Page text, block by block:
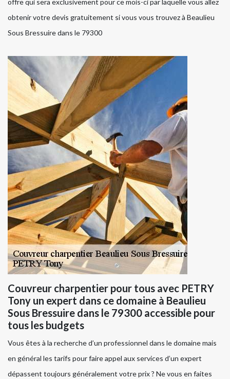
offre qui sera exclusivement pour ce mois-ci par laquelle vous allez
obtenir votre devis gratuitement si vous vous trouvez à Beaulieu
Sous Bressuire dans le 79300
Couvreur charpentier pour tous avec PETRY
Tony un expert dans ce domaine à Beaulieu
Sous Bressuire dans le 79300 accessible pour
tous les budgets
Vous êtes à la recherche d’un professionnel dans le domaine mais
en général les tarifs pour faire appel aux services d’un expert
dépassent toujours généralement votre prix ? Ne vous en faites